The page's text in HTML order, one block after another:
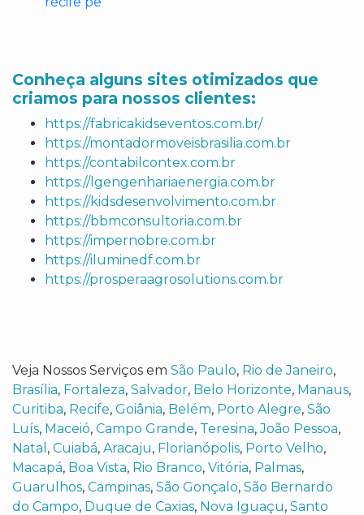
Conheça alguns sites otimizados que
criamos para nossos clientes:
https://fabricakidseventos.com.br/
https://montadormoveisbrasilia.com.br
https://contabilcontex.com.br
https://lgengenhariaenergia.com.br
https://kidsdesenvolvimento.com.br
https://bbmconsultoria.com.br
https://impernobre.com.br
https://iluminedf.com.br
https://prosperaagrosolutions.com.br
Veja Nossos Serviços em São Paulo, Rio de Janeiro,
Brasília, Fortaleza, Salvador, Belo Horizonte, Manaus,
Curitiba, Recife, Goiânia, Belém, Porto Alegre, São
Luís, Maceió, Campo Grande, Teresina,João Pessoa,
Natal , Cuiabá, Aracaju, Florianópolis, Porto Velho,
Macapá, Boa Vista, Rio Branco, Vitória, Palmas,
Guarulhos, Campinas, São Gonçalo, São Bernardo
do Campo, Duque de Caxias, Nova Iguaçu, Santo